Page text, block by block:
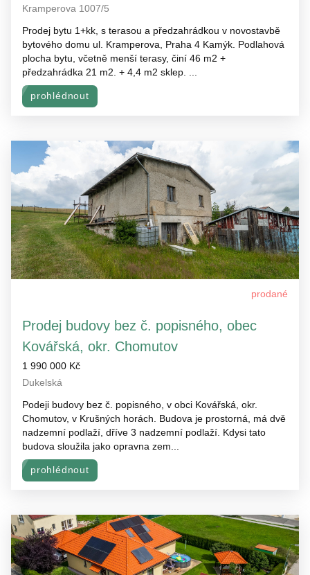
Kramperova 1007/5
Prodej bytu 1+kk, s terasou a předzahrádkou v novostavbě
bytového domu ul. Kramperova, Praha 4 Kamýk. Podlahová
plocha bytu, včetně menší terasy, činí 46 m2 +
předzahrádka 21 m2. + 4,4 m2 sklep. ...
prohlédnout
prodané
Prodej budovy bez č. popisného, obec
Kovářská, okr. Chomutov
1 990 000 Kč
Dukelská
Podeji budovy bez č. popisného, v obci Kovářská, okr.
Chomutov, v Krušných horách. Budova je prostorná, má dvě
nadzemní podlaží, dříve 3 nadzemní podlaží. Kdysi tato
budova sloužila jako opravna zem...
prohlédnout